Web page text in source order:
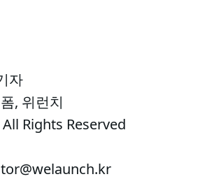
자
, 위런치
Rights Reserved